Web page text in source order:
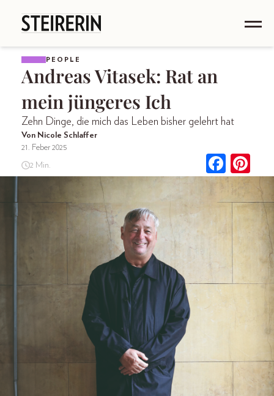
PEOPLE
Andreas Vitasek: Rat an
mein jüngeres Ich
Zehn Dinge, die mich das Leben bisher gelehrt hat
Von Nicole Schlaffer
21. Feber 2025
2 Min.